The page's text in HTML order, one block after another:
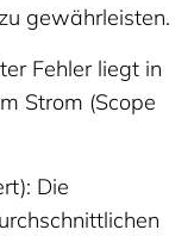
gewährleisten.
Fehler liegt in
Strom (Scope
Die